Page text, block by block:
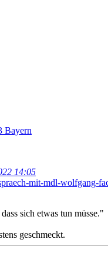
Bayern
14:05
mit-mdl-wolfgang-
sich etwas tun müsse."
geschmeckt.